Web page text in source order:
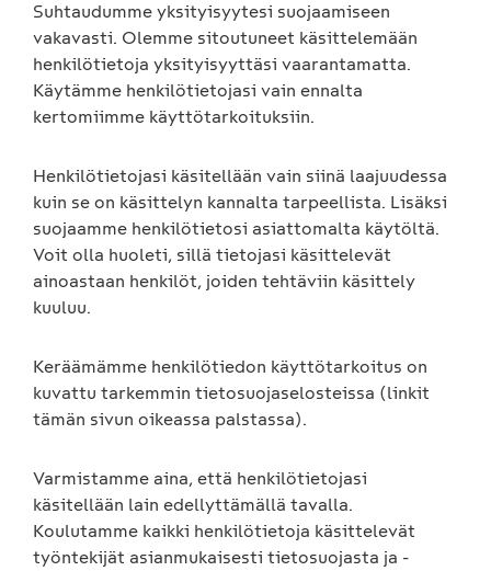
Suhtaudumme yksityisyytesi suojaamiseen
vakavasti. Olemme sitoutuneet käsittelemään
henkilötietoja yksityisyyttäsi vaarantamatta.
Käytämme henkilötietojasi vain ennalta
kertomiimme käyttötarkoituksiin.
Henkilötietojasi käsitellään vain siinä laajuudessa
kuin se on käsittelyn kannalta tarpeellista. Lisäksi
suojaamme henkilötietosi asiattomalta käytöltä.
Voit olla huoleti, sillä tietojasi käsittelevät
ainoastaan henkilöt, joiden tehtäviin käsittely
kuuluu.
Keräämämme henkilötiedon käyttötarkoitus on
kuvattu tarkemmin tietosuojaselosteissa (linkit
tämän sivun oikeassa palstassa).
Varmistamme aina, että henkilötietojasi
käsitellään lain edellyttämällä tavalla.
Koulutamme kaikki henkilötietoja käsittelevät
työntekijät asianmukaisesti tietosuojasta ja -